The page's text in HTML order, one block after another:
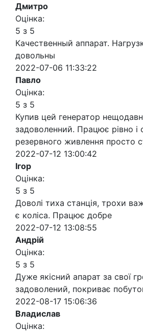
Дмитро
Оцінка:
5 з 5
Качественный аппарат.
довольны
2022-07-06 11:33:22
Павло
Оцінка:
5 з 5
Купив цей генератор
задоволенний. Працює рівно і
резервного живлення просто
2022-07-12 13:00:42
Ігор
Оцінка:
5 з 5
Доволі тиха станція, трохи
є коліса. Працює добре
2022-07-12 13:08:55
Андрій
Оцінка:
5 з 5
Дуже якісний апарат за свої
задоволений, покриває
2022-08-17 15:06:36
Владислав
Оцінка: